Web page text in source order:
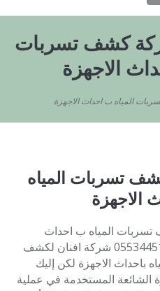
كشف تسربات
الاجهزة
المياه ب احداث الاجهزة
تسربات المياه
الاجهزة
المياه ب احداث
الاجهزة 0553445129 شركة افنان لكشف
باحداث الاجهزة لكن إليك
الشائعة المستخدمة في عملية